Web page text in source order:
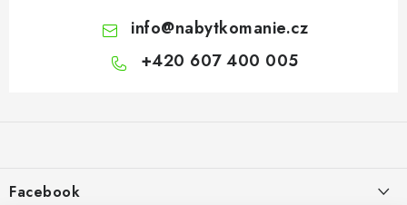
info@nabytkomanie.cz
+420 607 400 005
aFacebook